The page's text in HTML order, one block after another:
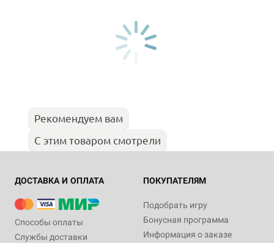
Рекомендуем вам
С этим товаром смотрели
ДОСТАВКА И ОПЛАТА
Способы оплаты
Службы доставки
ПОКУПАТЕЛЯМ
Подобрать игру
Бонусная программа
Информация о заказе